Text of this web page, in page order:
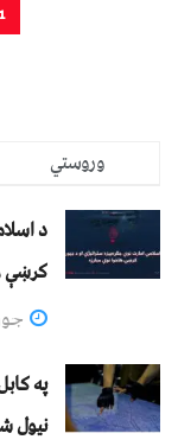
1
وروستي
د
کرښې
جون
په
نيول